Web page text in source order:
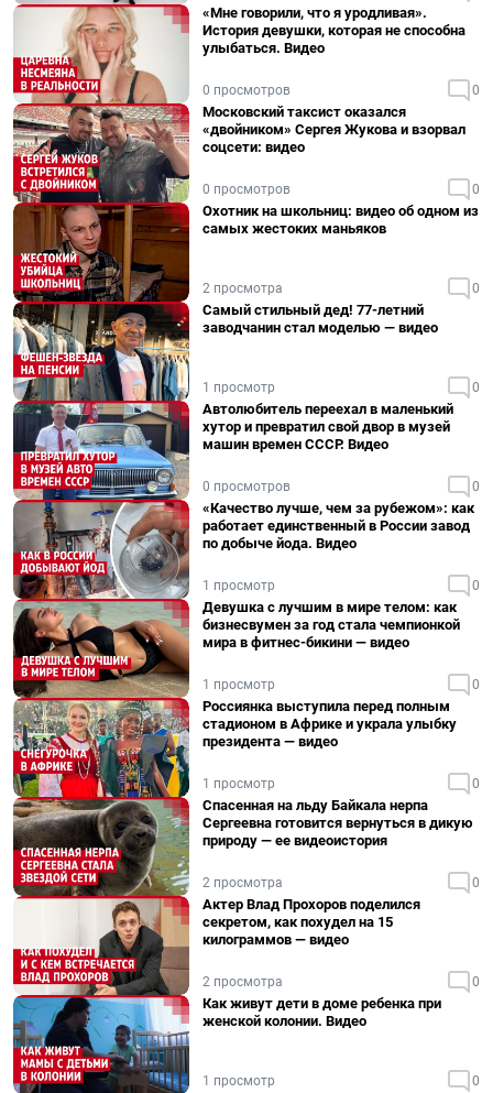
«Мне говорили, что я уродливая».
История девушки, которая не способна
улыбаться. Видео
0 просмотров 0
Московский таксист оказался
«двойником» Сергея Жукова и взорвал
соцсети: видео
0 просмотров 0
Охотник на школьниц: видео об одном из
самых жестоких маньяков
2 просмотра 0
Самый стильный дед! 77-летний
заводчанин стал моделью — видео
1 просмотр 0
Автолюбитель переехал в маленький
хутор и превратил свой двор в музей
машин времен СССР. Видео
0 просмотров 0
«Качество лучше, чем за рубежом»: как
работает единственный в России завод
по добыче йода. Видео
1 просмотр 0
Девушка с лучшим в мире телом: как
бизнесвумен за год стала чемпионкой
мира в фитнес-бикини — видео
1 просмотр 0
Россиянка выступила перед полным
стадионом в Африке и украла улыбку
президента — видео
1 просмотр 0
Спасенная на льду Байкала нерпа
Сергеевна готовится вернуться в дикую
природу — ее видеоистория
2 просмотра 0
Актер Влад Прохоров поделился
секретом, как похудел на 15
килограммов — видео
2 просмотра 0
Как живут дети в доме ребенка при
женской колонии. Видео
1 просмотр 0